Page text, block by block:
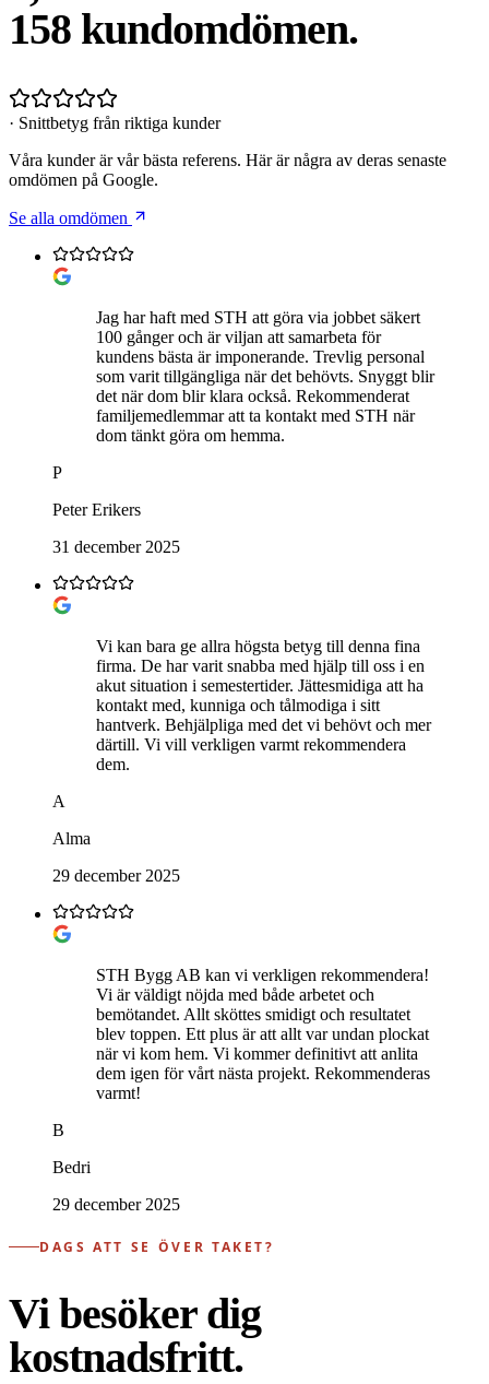
158 kundomdömen.
· Snittbetyg från riktiga kunder
Våra kunder är vår bästa referens. Här är några av deras senaste
omdömen på Google.
Se alla omdömen
Jag har haft med STH att göra via jobbet säkert
100 gånger och är viljan att samarbeta för
kundens bästa är imponerande. Trevlig personal
som varit tillgängliga när det behövts. Snyggt blir
det när dom blir klara också. Rekommenderat
familjemedlemmar att ta kontakt med STH när
dom tänkt göra om hemma.
P
Peter Erikers
31 december 2025
Vi kan bara ge allra högsta betyg till denna fina
firma. De har varit snabba med hjälp till oss i en
akut situation i semestertider. Jättesmidiga att ha
kontakt med, kunniga och tålmodiga i sitt
hantverk. Behjälpliga med det vi behövt och mer
därtill. Vi vill verkligen varmt rekommendera
dem.
A
Alma
29 december 2025
STH Bygg AB kan vi verkligen rekommendera!
Vi är väldigt nöjda med både arbetet och
bemötandet. Allt sköttes smidigt och resultatet
blev toppen. Ett plus är att allt var undan plockat
när vi kom hem. Vi kommer definitivt att anlita
dem igen för vårt nästa projekt. Rekommenderas
varmt!
B
Bedri
29 december 2025
DAGS ATT SE ÖVER TAKET?
Vi besöker dig
kostnadsfritt.